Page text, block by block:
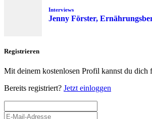
Interviews
Jenny Förster,
Registrieren
Mit deinem kostenlosen Profil kannst du dich
Bereits registriert? Jetzt einloggen